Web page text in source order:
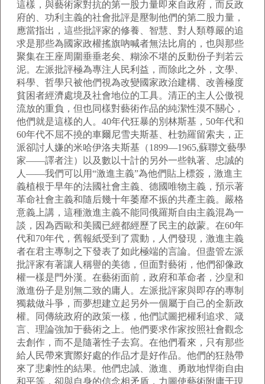
這樣，與藝術家對抗的第一股力量即來自政府，而反政
府的、功利主義的社會批評是壓制他們的第二股力量，
應當指出，這些批評家的修養、智慧、對人類尊嚴的追
求是那些為國家政權搖旗吶喊者無法比肩的，也與那些
聚集在王座周圍垂垂老矣、糊涂不堪的反動份子判若云
泥。左派批評極為專注人民利益，而除此之外，文學、
科學、哲學只被他們視為改變國家政治建構、改善極度
貧困者經濟處境及社會地位的工具。清正的主人公傲視
流放的重負，但也同樣對藝術作品的純潔性漠不關心，
他們就是這樣的人。 40年代狂暴的別林斯基， 50年代和
60年代不屈不撓的車爾尼雪夫斯基、杜勃羅留索夫，正
派卻討人嫌的米哈伊洛夫斯基（1899—1965,蘇聯文藝學
家——譯者注）以及數以十計的另外一些執著、忠誠的
人——我們可以用“激進主義”為他們貼上標簽，激進主
義植根于早年的法國社會主義、德國唯物主義，預示著
革命社會主義和隨后幾十年萎靡不振的共產主義。嚴格
意義上講，這種激進主義不能同俄羅斯自由主義混為一
談，因為西歐和美國已經都經歷了民主的啟蒙。在60年
代和70年代，舊報紙受到了震動，人們發現，激進主義
者在君主專制之下發表了如此極端的言論。但盡管左派
批評家有著讓人稱譽的美德，但面對藝術，他們卻像政
權一樣是門外漢。在藝術面前，政府和革命者，沙皇和
激進份子是別無二致的庸人。左派批評家與即存的專制
獨裁做斗爭，而夢想建立起另外一個屬于自己的全新政
權。同傳統政府的政策一樣，他們試圖把權利追求、箴
言、理論強加于藝術之上。他們要求作家按照社會觀念
去創作，而不是隨著性子去寫。在他們看來，只有那些
給人民帶來實際好處的作品才是好作品。他們的狂熱帶
來了悲劇性的結果。他們忠誠、激進、勇敢地悍衛自由
和平等，卻與自身的信念相矛盾，力圖使藝術附庸于現